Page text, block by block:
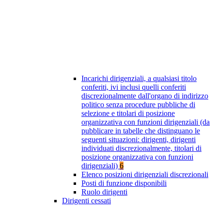
Incarichi dirigenziali, a qualsiasi titolo
conferiti, ivi inclusi quelli conferiti
discrezionalmente dall'organo di indirizzo
politico senza procedure pubbliche di
selezione e titolari di posizione
organizzativa con funzioni dirigenziali (da
pubblicare in tabelle che distinguano le
seguenti situazioni: dirigenti, dirigenti
individuati discrezionalmente, titolari di
posizione organizzativa con funzioni
dirigenziali) 6
Elenco posizioni dirigenziali discrezionali
Posti di funzione disponibili
Ruolo dirigenti
Dirigenti cessati